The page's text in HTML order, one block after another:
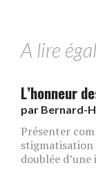
A lire
L’honneur
par Bernard-
Présenter
stigmatisation
doublée